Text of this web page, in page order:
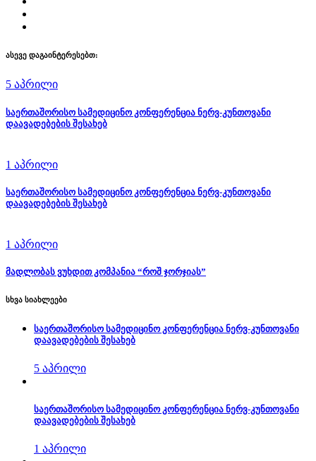
ასევე დაგაინტერესებთ:
5 აპრილი
საერთაშორისო სამედიცინო კონფერენცია ნერვ-კუნთოვანი
დაავადებების შესახებ
1 აპრილი
საერთაშორისო სამედიცინო კონფერენცია ნერვ-კუნთოვანი
დაავადებების შესახებ
1 აპრილი
მადლობას ვუხდით კომპანია “როშ ჯორჯიას”
სხვა სიახლეები
საერთაშორისო სამედიცინო კონფერენცია ნერვ-კუნთოვანი
დაავადებების შესახებ
5 აპრილი
საერთაშორისო სამედიცინო კონფერენცია ნერვ-კუნთოვანი
დაავადებების შესახებ
1 აპრილი